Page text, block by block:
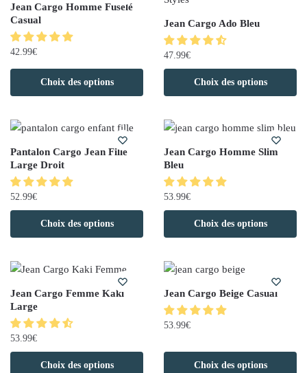
Jean Cargo Homme Fuselé
Casual
42.99€
Choix des options
Jean Cargo Ado Bleu
47.99€
Choix des options
Pantalon Cargo Jean Fille
Large Droit
52.99€
Choix des options
Jean Cargo Homme Slim
Bleu
53.99€
Choix des options
Jean Cargo Femme Kaki
Large
53.99€
Choix des options
Jean Cargo Beige Casual
53.99€
Choix des options